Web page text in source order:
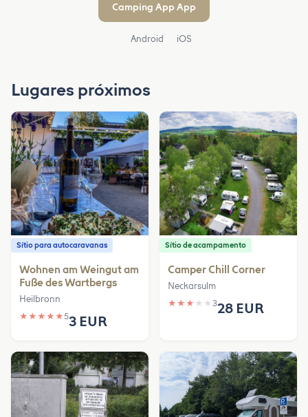
Camping App App
Android iOS
Lugares próximos
Sítio para autocaravanas
Wohnen am Weingut am
Fuße des Wartbergs
Heilbronn
★ ★ ★ ★ ★53 EUR
Sítio de acampamento
Camper Chill Corner
Neckarsulm
★ ★ ★ ★ ★ 328 EUR